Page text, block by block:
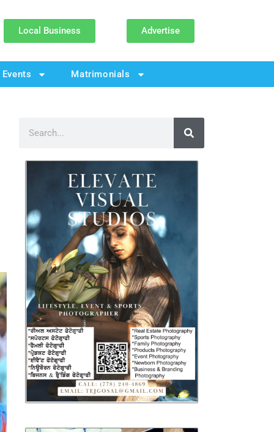
Local Business Advertise
Events Matrimonials